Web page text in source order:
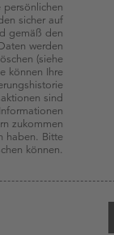
persönlichen
sicher auf
gemäß den
werden
(siehe
können Ihre
sind
zukommen
haben. Bitte
können.